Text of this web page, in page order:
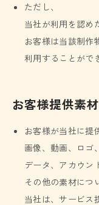
ただし、
当社が利用を認め
お客様は当該制作
利用することがで
お客様提供素
お客様が当社に提
画像、動画、ロゴ
データ、アカウン
その他の素材につ
当社は、サービス